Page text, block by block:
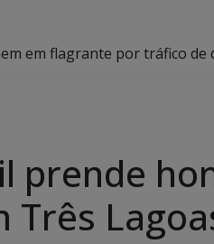
em flagrante por tráfico de
prende
Três